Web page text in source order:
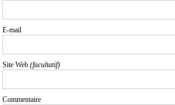
E-mail
Site Web (facultatif)
Commentaire